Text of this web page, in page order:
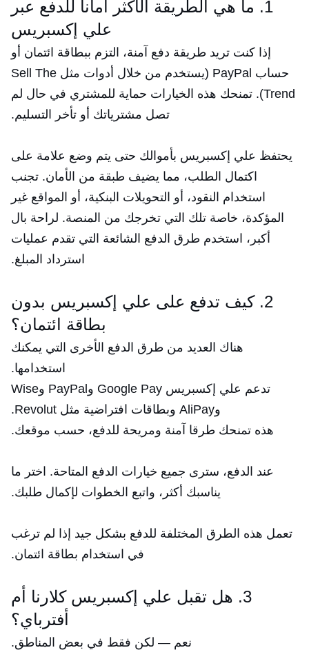
1. ما هي الطريقة الأكثر أمانا للدفع عبر
علي إكسبريس
إذا كنت تريد طريقة دفع آمنة، التزم ببطاقة ائتمان أو
حساب PayPal (يستخدم من خلال أدوات مثل Sell The
Trend). تمنحك هذه الخيارات حماية للمشتري في حال لم
تصل مشترياتك أو تأخر التسليم.
يحتفظ علي إكسبريس بأموالك حتى يتم وضع علامة على
اكتمال الطلب، مما يضيف طبقة من الأمان. تجنب
استخدام النقود، أو التحويلات البنكية، أو المواقع غير
المؤكدة، خاصة تلك التي تخرجك من المنصة. لراحة بال
أكبر، استخدم طرق الدفع الشائعة التي تقدم عمليات
استرداد المبلغ.
2. كيف تدفع على علي إكسبريس بدون
بطاقة ائتمان؟
هناك العديد من طرق الدفع الأخرى التي يمكنك
استخدامها.
تدعم علي إكسبريس Google Pay وPayPal وWise
وAliPay وبطاقات افتراضية مثل Revolut.
هذه تمنحك طرقا آمنة ومريحة للدفع، حسب موقعك.
عند الدفع، سترى جميع خيارات الدفع المتاحة. اختر ما
يناسبك أكثر، واتبع الخطوات لإكمال طلبك.
تعمل هذه الطرق المختلفة للدفع بشكل جيد إذا لم ترغب
في استخدام بطاقة ائتمان.
3. هل تقبل علي إكسبريس كلارنا أم
أفترباي؟
نعم — لكن فقط في بعض المناطق.